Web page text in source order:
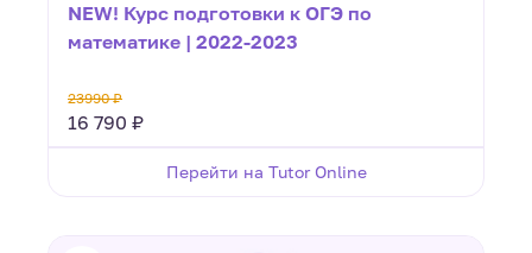
NEW! Курс подготовки к ОГЭ по
математике | 2022-2023
23990 ₽
16 790 ₽
Перейти на Tutor Online